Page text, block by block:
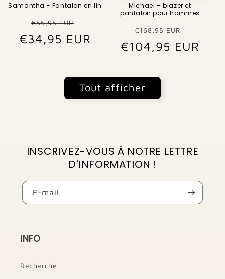
Samantha - Pantalon en lin
Prix
habituel
€55,95 EUR
promotionnel
€34,95 EUR
Michael – blazer et
pantalon pour hommes
Prix
habituel
€168,95 EUR
€104,95 EUR
Tout afficher
INSCRIVEZ-VOUS À NOTRE LETTRE
D'INFORMATION !
E-mail
INFO
Recherche